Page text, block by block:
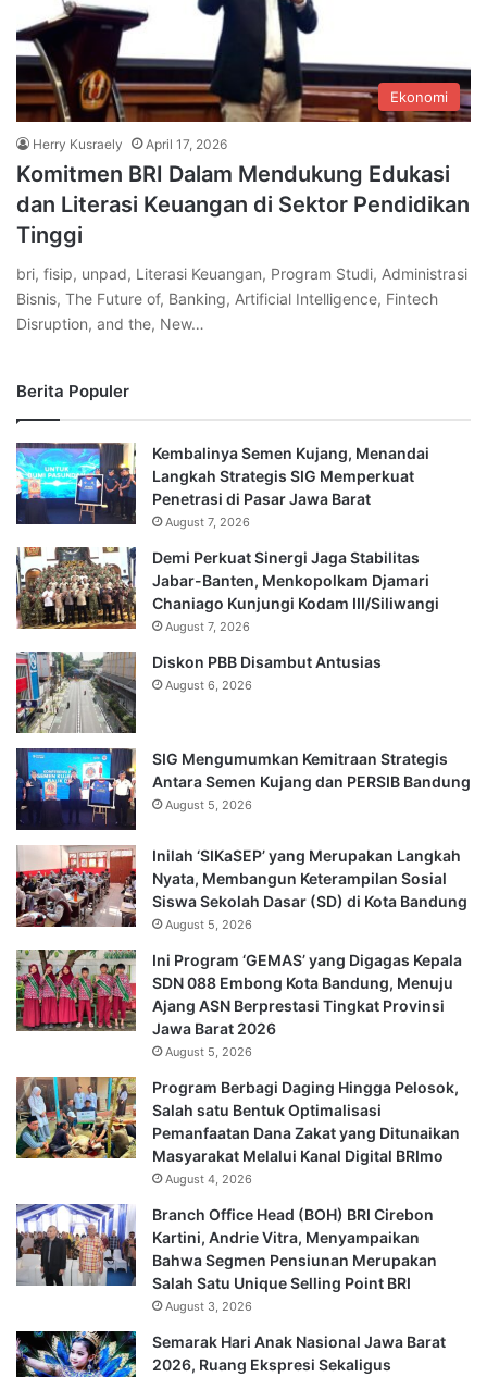
Ekonomi
Herry Kusraely April 17, 2026
Komitmen BRI Dalam Mendukung Edukasi
dan Literasi Keuangan di Sektor Pendidikan
Tinggi
bri, fisip, unpad, Literasi Keuangan, Program Studi, Administrasi
Bisnis, The Future of, Banking, Artificial Intelligence, Fintech
Disruption, and the, New…
Berita Populer
Kembalinya Semen Kujang, Menandai
Langkah Strategis SIG Memperkuat
Penetrasi di Pasar Jawa Barat
August 7, 2026
Demi Perkuat Sinergi Jaga Stabilitas
Jabar-Banten, Menkopolkam Djamari
Chaniago Kunjungi Kodam III/Siliwangi
August 7, 2026
Diskon PBB Disambut Antusias
August 6, 2026
SIG Mengumumkan Kemitraan Strategis
Antara Semen Kujang dan PERSIB Bandung
August 5, 2026
Inilah ‘SIKaSEP’ yang Merupakan Langkah
Nyata, Membangun Keterampilan Sosial
Siswa Sekolah Dasar (SD) di Kota Bandung
August 5, 2026
Ini Program ‘GEMAS’ yang Digagas Kepala
SDN 088 Embong Kota Bandung, Menuju
Ajang ASN Berprestasi Tingkat Provinsi
Jawa Barat 2026
August 5, 2026
Program Berbagi Daging Hingga Pelosok,
Salah satu Bentuk Optimalisasi
Pemanfaatan Dana Zakat yang Ditunaikan
Masyarakat Melalui Kanal Digital BRImo
August 4, 2026
Branch Office Head (BOH) BRI Cirebon
Kartini, Andrie Vitra, Menyampaikan
Bahwa Segmen Pensiunan Merupakan
Salah Satu Unique Selling Point BRI
August 3, 2026
Semarak Hari Anak Nasional Jawa Barat
2026, Ruang Ekspresi Sekaligus